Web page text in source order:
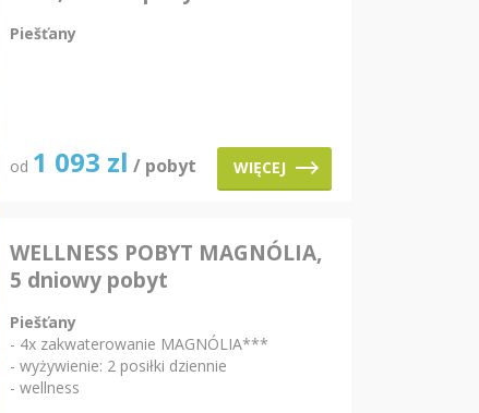
Piešťany
od 1 093 zl / pobyt WIĘCEJ
WELLNESS POBYT MAGNÓLIA,
5 dniowy pobyt
Piešťany
- 4x zakwaterowanie MAGNÓLIA***
- wyżywienie: 2 posiłki dziennie
- wellness